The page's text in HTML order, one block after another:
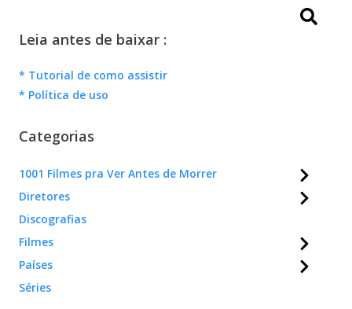
Leia antes de baixar :
* Tutorial de como assistir
* Política de uso
Categorias
1001 Filmes pra Ver Antes de Morrer
Diretores
Discografias
Filmes
Países
Séries